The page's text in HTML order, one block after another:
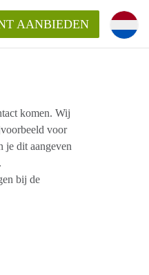
AANBIEDEN
komen. Wij
voor
je dit aangeven
bij de